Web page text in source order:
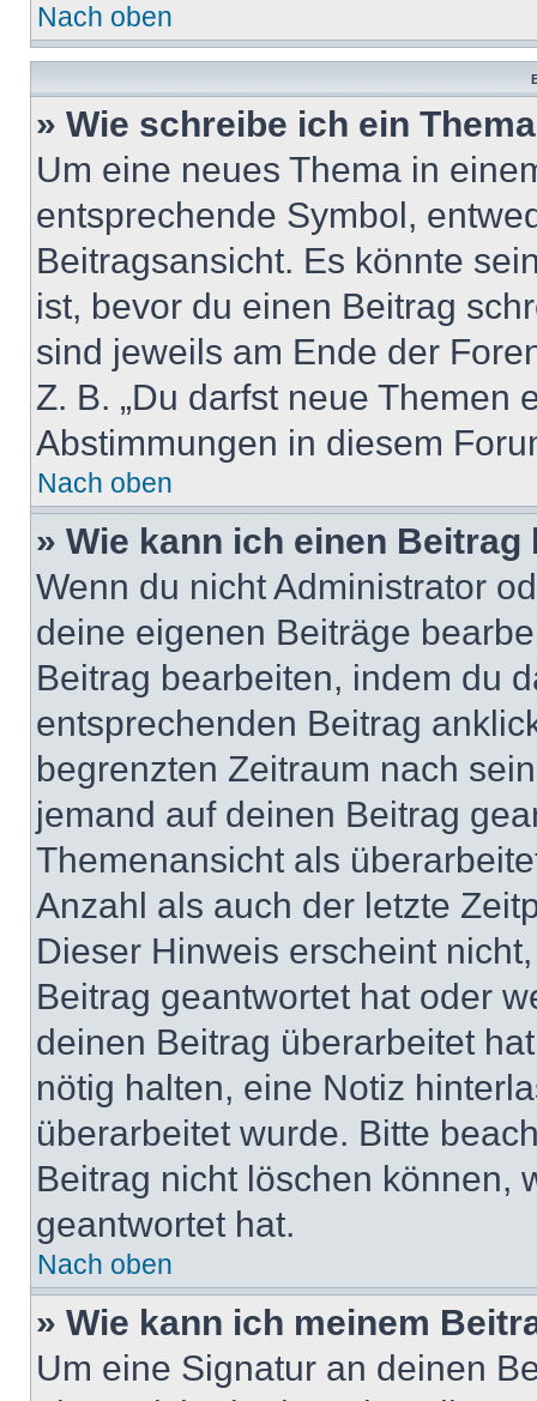
Nach oben
» Wie schreibe ich ein
Um eine neues Thema in
entsprechende Symbol,
Beitragsansicht. Es könnte
ist, bevor du einen Beitrag
sind jeweils am Ende der
Z. B. „Du darfst neue Themen
Abstimmungen in diesem
Nach oben
» Wie kann ich einen
Wenn du nicht Administrator
deine eigenen Beiträge
Beitrag bearbeiten, indem du
entsprechenden Beitrag
begrenzten Zeitraum nach
jemand auf deinen Beitrag
Themenansicht als
Anzahl als auch der letzte
Dieser Hinweis erscheint
Beitrag geantwortet hat oder
deinen Beitrag überarbeitet
nötig halten, eine Notiz
überarbeitet wurde. Bitte
Beitrag nicht löschen können,
geantwortet hat.
Nach oben
» Wie kann ich meinem
Um eine Signatur an deinen